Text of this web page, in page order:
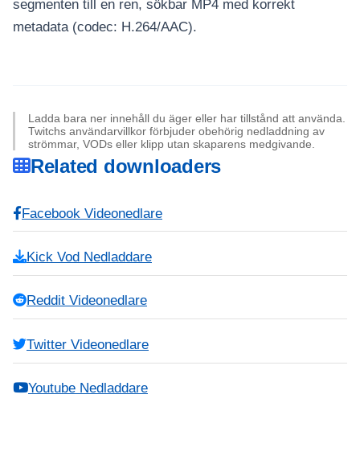
segmenten till en ren, sökbar MP4 med korrekt
metadata (codec: H.264/AAC).
Ladda bara ner innehåll du äger eller har tillstånd att använda.
Twitchs användarvillkor förbjuder obehörig nedladdning av
strömmar, VODs eller klipp utan skaparens medgivande.
Related downloaders
Facebook Videonedlare
Kick Vod Nedladdare
Reddit Videonedlare
Twitter Videonedlare
Youtube Nedladdare